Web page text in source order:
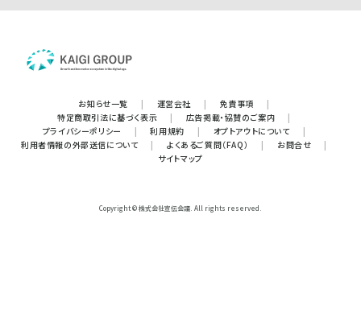
お知らせ一覧 | 運営会社 | 免責事項
|
特定商取引法に基づく表示
| 広告掲載・協賛のご案内
|
プライバシーポリシー
| 利用規約 | オプトアウトについて
|
利用者情報の外部送信について
| よくあるご質問（FAQ） | お問合せ
|
サイトマップ
Copyright © 株式会社宣伝会議. All rights reserved.